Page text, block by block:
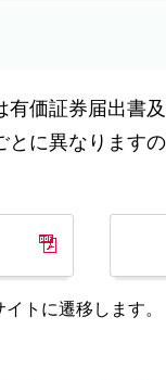
価証券届出書
とに異なります
トに遷移します。